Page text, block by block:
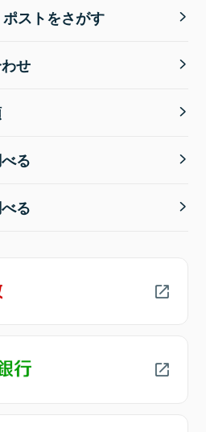
ストをさがす
せ
る
る